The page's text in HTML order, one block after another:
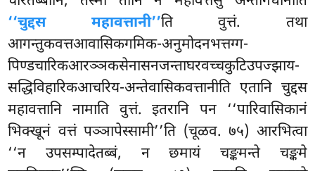
‘‘चुद्दस महावत्तानी’’ति वुत्तं. तथा
आगन्तुकवत्तआवासिकगमिक-अनुमोदनभत्तग्ग-
पिण्डचारिकआरञ्ञकसेनासनजन्ताघरवच्चकुटिउपज्झाय-
सद्धिविहारिकआचरिय-अन्तेवासिकवत्तानीति एतानि चुद्दस
महावत्तानि नामाति वुत्तं. इतरानि पन ‘‘पारिवासिकानं
भिक्खूनं वत्तं पञ्ञापेस्सामी’’ति (चूळव. ७५) आरभित्वा
‘‘न उपसम्पादेतब्बं, न छमायं चङ्कमन्ते चङ्कमे